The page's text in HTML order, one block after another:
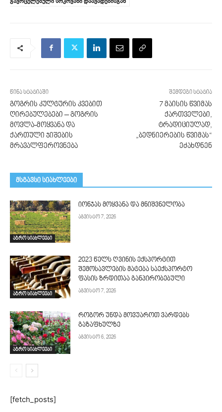
წინა სტატიაში
გოგრის კულტურის კვებით
ღირებულებები – გოგრის
მოვლა-მოყვანა და
ქართული ჯიშების
მრავალფეროვნება
შემდეგი სტატია
7 მაისის წვიმას
ქართველები,
ტრადიციულად,
„ბედნიერების წვიმას“
ეძახდნენ
მსგავსი სიახლეები
აგრო სიახლეები
იონჯას მოყვანა და მნიშვნელობა
აგვისტო 7, 2026
აგრო სიახლეები
2023 წელს ღვინის ექსპორტით
შემოსავლების მატება საექსპორტო
ფასის ზრდითაა განპირობებული
აგვისტო 7, 2026
აგრო სიახლეები
როგორ უნდა მოვუაროთ ვარდებს
გაზაფხულზე
აგვისტო 6, 2026
[fetch_posts]